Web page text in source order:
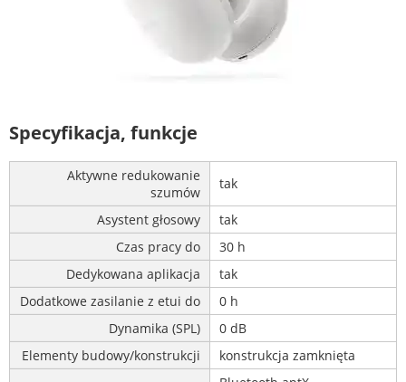
Specyfikacja, funkcje
Aktywne redukowanie
szumów
tak
Asystent głosowy
tak
Czas pracy do
30 h
Dedykowana aplikacja
tak
Dodatkowe zasilanie z etui do
0 h
Dynamika (SPL)
0 dB
Elementy budowy/konstrukcji
konstrukcja zamknięta